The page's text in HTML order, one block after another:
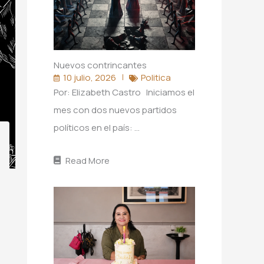
Nuevos contrincantes
10 julio, 2026
Politica
Por: Elizabeth Castro Iniciamos el
mes con dos nuevos partidos
políticos en el país: …
Read More